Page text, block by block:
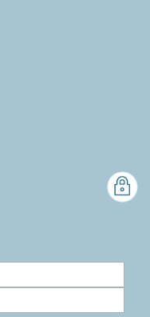
juli 2026
til en